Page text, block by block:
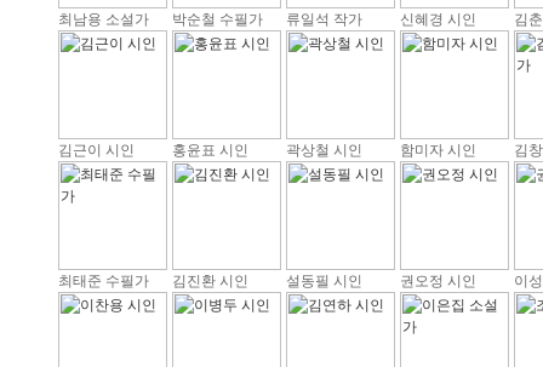
최남용 소설가 박순철 수필가 류일석 작가 신혜경 시인 김
김근이 시인 홍윤표 시인 곽상철 시인 함미자 시인 김
최태준 수필가 김진환 시인 설동필 시인 권오정 시인 이